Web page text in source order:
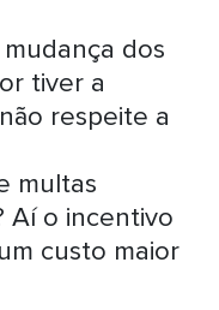
dos
tiver a
respeite a
multas
Aí o incentivo
custo maior